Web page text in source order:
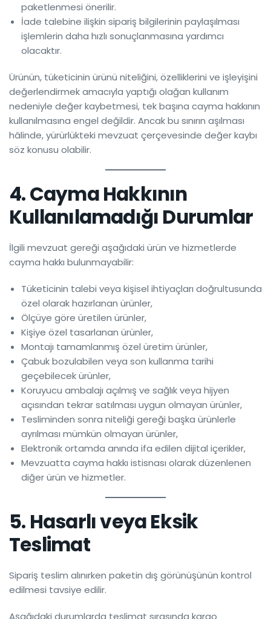
paketlenmesi önerilir.
İade talebine ilişkin sipariş bilgilerinin paylaşılması
işlemlerin daha hızlı sonuçlanmasına yardımcı
olacaktır.
Ürünün, tüketicinin ürünü niteliğini, özelliklerini ve işleyişini
değerlendirmek amacıyla yaptığı olağan kullanım
nedeniyle değer kaybetmesi, tek başına cayma hakkının
kullanılmasına engel değildir. Ancak bu sınırın aşılması
hâlinde, yürürlükteki mevzuat çerçevesinde değer kaybı
söz konusu olabilir.
4. Cayma Hakkının
Kullanılamadığı Durumlar
İlgili mevzuat gereği aşağıdaki ürün ve hizmetlerde
cayma hakkı bulunmayabilir:
Tüketicinin talebi veya kişisel ihtiyaçları doğrultusunda
özel olarak hazırlanan ürünler,
Ölçüye göre üretilen ürünler,
Kişiye özel tasarlanan ürünler,
Montajı tamamlanmış özel üretim ürünler,
Çabuk bozulabilen veya son kullanma tarihi
geçebilecek ürünler,
Koruyucu ambalajı açılmış ve sağlık veya hijyen
açısından tekrar satılması uygun olmayan ürünler,
Tesliminden sonra niteliği gereği başka ürünlerle
ayrılması mümkün olmayan ürünler,
Elektronik ortamda anında ifa edilen dijital içerikler,
Mevzuatta cayma hakkı istisnası olarak düzenlenen
diğer ürün ve hizmetler.
5. Hasarlı veya Eksik
Teslimat
Sipariş teslim alınırken paketin dış görünüşünün kontrol
edilmesi tavsiye edilir.
Aşağıdaki durumlarda teslimat sırasında kargo